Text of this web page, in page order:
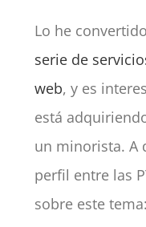
Lo he convertido
serie de
web, y es
está
un minorista. A
perfil entre las
sobre este tema: